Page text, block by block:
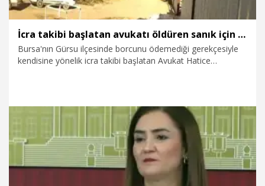
İcra takibi başlatan avukatı öldüren sanık için ağırlaştırılmış müebbet istemi
Bursa'nın Gürsu ilçesinde borcunu ödemediği gerekçesiyle
kendisine yönelik icra takibi başlatan Avukat Hatice
Çetin ile eski eşi Esra Üstünel'in de 'Azmettirme' suçundan
ayrı ayrı ağırlaştırılmış müebbet hapisle cezalandırılması
Gündem